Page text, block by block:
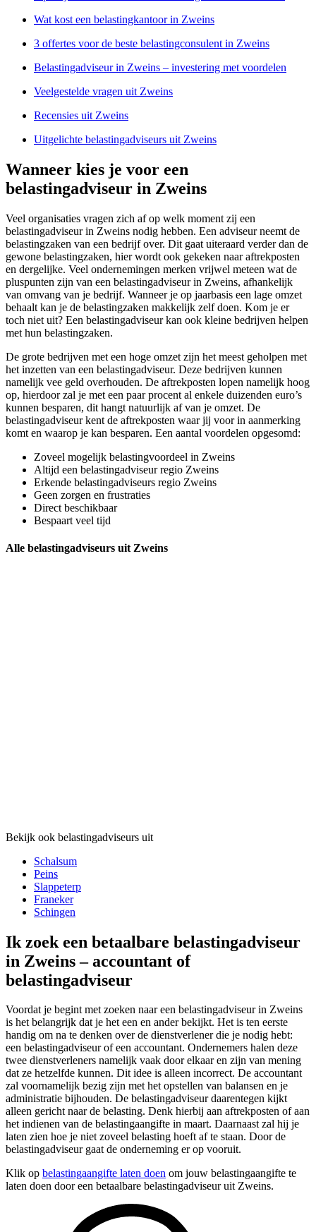
Wat kost een belastingkantoor in Zweins
3 offertes voor de beste belastingconsulent in Zweins
Belastingadviseur in Zweins – investering met voordelen
Veelgestelde vragen uit Zweins
Recensies uit Zweins
Uitgelichte belastingadviseurs uit Zweins
Wanneer kies je voor een
belastingadviseur in Zweins
Veel organisaties vragen zich af op welk moment zij een
belastingadviseur in Zweins nodig hebben. Een adviseur neemt de
belastingzaken van een bedrijf over. Dit gaat uiteraard verder dan de
gewone belastingzaken, hier wordt ook gekeken naar aftrekposten
en dergelijke. Veel ondernemingen merken vrijwel meteen wat de
pluspunten zijn van een belastingadviseur in Zweins, afhankelijk
van omvang van je bedrijf. Wanneer je op jaarbasis een lage omzet
behaalt kan je de belastingzaken makkelijk zelf doen. Kom je er
toch niet uit? Een belastingadviseur kan ook kleine bedrijven helpen
met hun belastingzaken.
De grote bedrijven met een hoge omzet zijn het meest geholpen met
het inzetten van een belastingadviseur. Deze bedrijven kunnen
namelijk vee geld overhouden. De aftrekposten lopen namelijk hoog
op, hierdoor zal je met een paar procent al enkele duizenden euro’s
kunnen besparen, dit hangt natuurlijk af van je omzet. De
belastingadviseur kent de aftrekposten waar jij voor in aanmerking
komt en waarop je kan besparen. Een aantal voordelen opgesomd:
Zoveel mogelijk belastingvoordeel in Zweins
Altijd een belastingadviseur regio Zweins
Erkende belastingadviseurs regio Zweins
Geen zorgen en frustraties
Direct beschikbaar
Bespaart veel tijd
Alle belastingadviseurs uit Zweins
Bekijk ook belastingadviseurs uit
Schalsum
Peins
Slappeterp
Franeker
Schingen
Ik zoek een betaalbare belastingadviseur
in Zweins – accountant of
belastingadviseur
Voordat je begint met zoeken naar een belastingadviseur in Zweins
is het belangrijk dat je het een en ander bekijkt. Het is ten eerste
handig om na te denken over de dienstverlener die je nodig hebt:
een belastingadviseur of een accountant. Ondernemers halen deze
twee dienstverleners namelijk vaak door elkaar en zijn van mening
dat ze hetzelfde kunnen. Dit idee is alleen incorrect. De accountant
zal voornamelijk bezig zijn met het opstellen van balansen en je
administratie bijhouden. De belastingadviseur daarentegen kijkt
alleen gericht naar de belasting. Denk hierbij aan aftrekposten of aan
het indienen van de belastingaangifte in maart. Daarnaast zal hij je
laten zien hoe je niet zoveel belasting hoeft af te staan. Door de
belastingadviseur gaat de onderneming er op vooruit.
Klik op belastingaangifte laten doen om jouw belastingaangifte te
laten doen door een betaalbare belastingadviseur uit Zweins.